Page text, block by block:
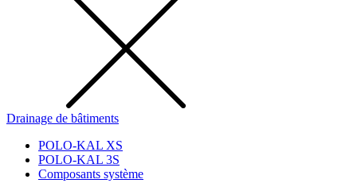
Drainage de bâtiments
POLO-KAL XS
POLO-KAL 3S
Composants système